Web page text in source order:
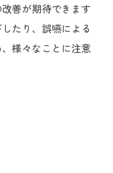
善が期待できます
たり、誤嚥による
様々なことに注意